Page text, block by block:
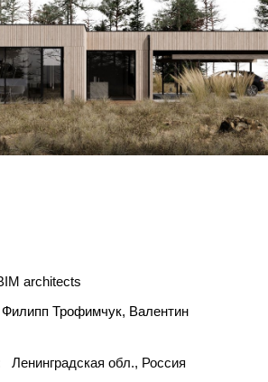
architects
Филипп Трофимчук Валентин
Ленинградская обл., Россия